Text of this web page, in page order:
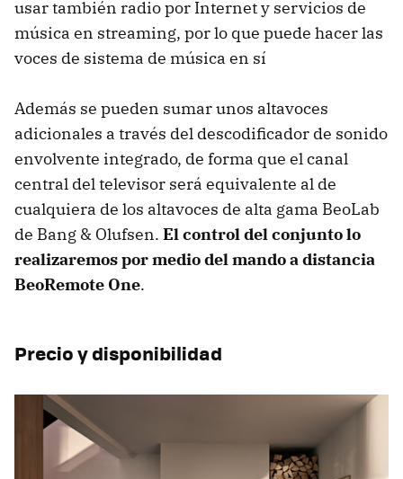
usar también radio por Internet y servicios de
música en streaming, por lo que puede hacer las
voces de sistema de música en sí
Además se pueden sumar unos altavoces
adicionales a través del descodificador de sonido
envolvente integrado, de forma que el canal
central del televisor será equivalente al de
cualquiera de los altavoces de alta gama BeoLab
de Bang & Olufsen. El control del conjunto lo
realizaremos por medio del mando a distancia
BeoRemote One.
Precio y disponibilidad